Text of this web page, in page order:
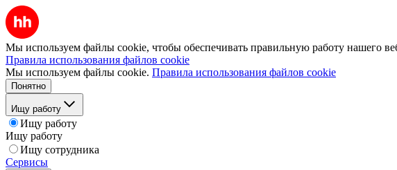
Мы используем файлы cookie, чтобы обеспечивать правильную работу нашего
Правила использования файлов cookie
Мы используем файлы cookie. Правила использования файлов cookie
Понятно
Ищу работу
Ищу работу
Ищу работу
Ищу сотрудника
Сервисы